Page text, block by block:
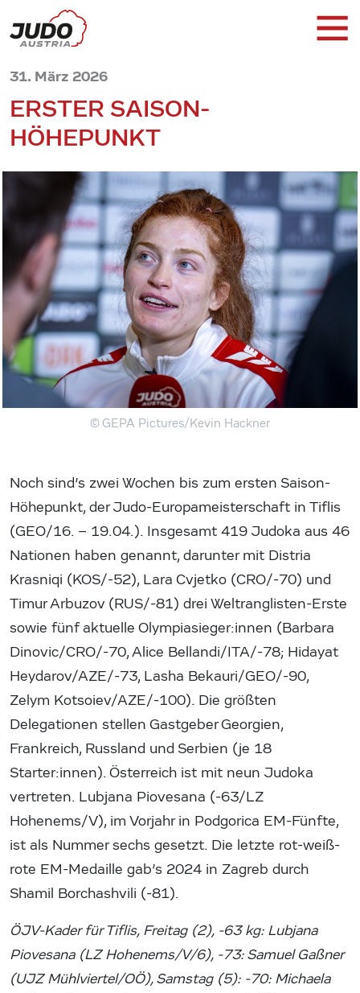
31. März 2026
ERSTER SAISON-
HÖHEPUNKT
© GEPA Pictures/Kevin Hackner
Noch sind’s zwei Wochen bis zum ersten Saison-
Höhepunkt, der Judo-Europameisterschaft in Tiflis
(GEO/16. – 19.04.). Insgesamt 419 Judoka aus 46
Nationen haben genannt, darunter mit Distria
Krasniqi (KOS/-52), Lara Cvjetko (CRO/-70) und
Timur Arbuzov (RUS/-81) drei Weltranglisten-Erste
sowie fünf aktuelle Olympiasieger:innen (Barbara
Dinovic/CRO/-70, Alice Bellandi/ITA/-78; Hidayat
Heydarov/AZE/-73, Lasha Bekauri/GEO/-90,
Zelym Kotsoiev/AZE/-100). Die größten
Delegationen stellen Gastgeber Georgien,
Frankreich, Russland und Serbien (je 18
Starter:innen). Österreich ist mit neun Judoka
vertreten. Lubjana Piovesana (-63/LZ
Hohenems/V), im Vorjahr in Podgorica EM-Fünfte,
ist als Nummer sechs gesetzt. Die letzte rot-weiß-
rote EM-Medaille gab’s 2024 in Zagreb durch
Shamil Borchashvili (-81).
ÖJV-Kader für Tiflis, Freitag (2), -63 kg: Lubjana
Piovesana (LZ Hohenems/V/6), -73: Samuel Gaßner
(UJZ Mühlviertel/OÖ), Samstag (5): -70: Michaela